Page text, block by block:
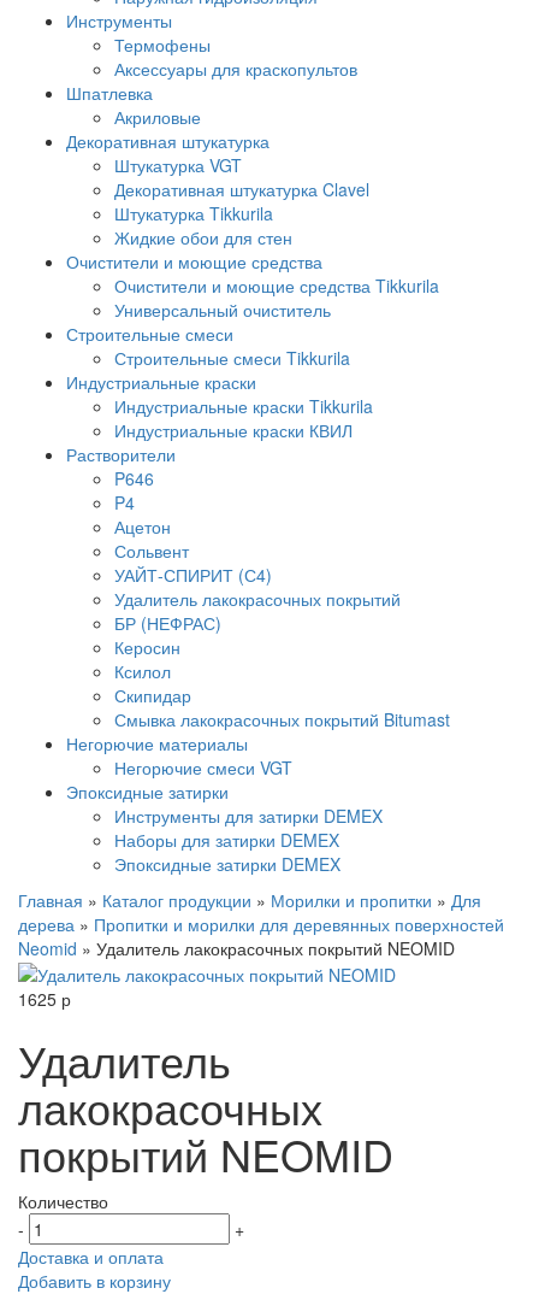
Инструменты
Термофены
Аксессуары для краскопультов
Шпатлевка
Акриловые
Декоративная штукатурка
Штукатурка VGT
Декоративная штукатурка Clavel
Штукатурка Tikkurila
Жидкие обои для стен
Очистители и моющие средства
Очистители и моющие средства Tikkurila
Универсальный очиститель
Строительные смеси
Строительные смеси Tikkurila
Индустриальные краски
Индустриальные краски Tikkurila
Индустриальные краски КВИЛ
Растворители
P646
P4
Ацетон
Сольвент
УАЙТ-СПИРИТ (С4)
Удалитель лакокрасочных покрытий
БР (НЕФРАС)
Керосин
Ксилол
Скипидар
Смывка лакокрасочных покрытий Bitumast
Негорючие материалы
Негорючие смеси VGT
Эпоксидные затирки
Инструменты для затирки DEMEX
Наборы для затирки DEMEX
Эпоксидные затирки DEMEX
Главная » Каталог продукции » Морилки и пропитки » Для
дерева » Пропитки и морилки для деревянных поверхностей
Neomid » Удалитель лакокрасочных покрытий NEOMID
1625 р
Удалитель
лакокрасочных
покрытий NEOMID
Количество
-
+
Доставка и оплата
Добавить в корзину